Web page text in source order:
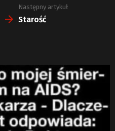
Następny artykuł
Starość